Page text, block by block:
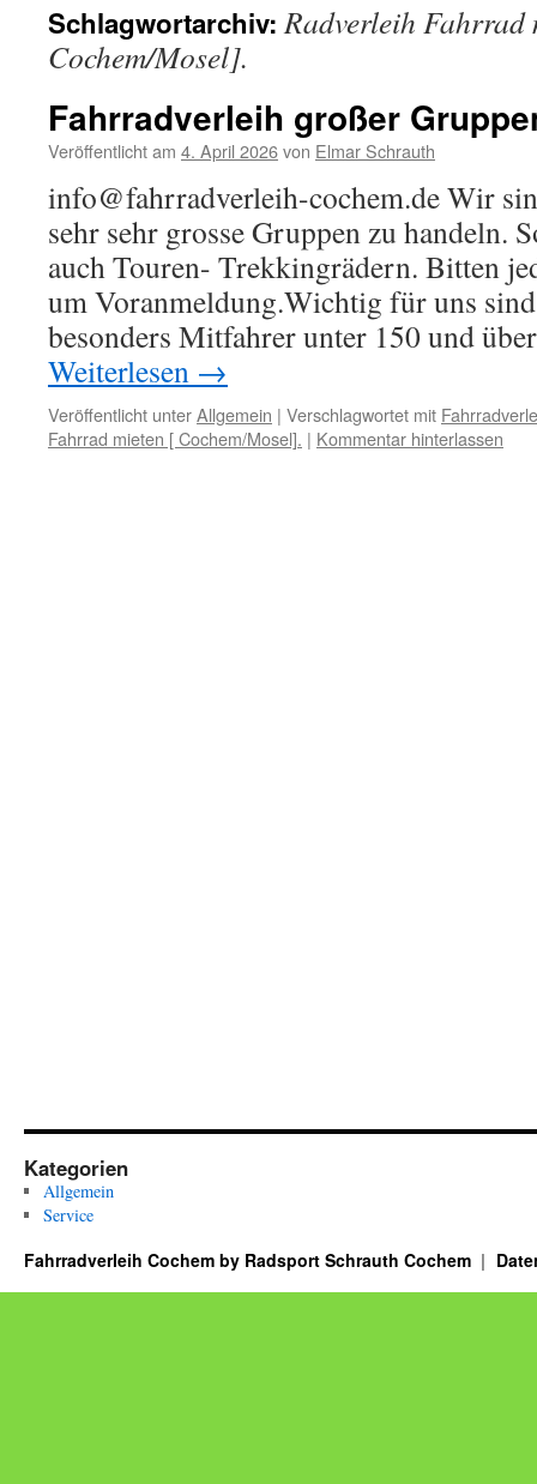
Schlagwortarchiv:Radverleih Fahrrad
Cochem/Mosel].
Fahrradverleih großer
Veröffentlicht am 4. April 2026von Elmar Schrauth
info@fahrradverleih-cochem.de Wir
sehr sehr grosse Gruppen zu handeln.
auch Touren- Trekkingrädern. Bitten
um Voranmeldung.Wichtig für uns
besonders Mitfahrer unter 150 und
Weiterlesen →
Veröffentlicht unterAllgemein | Verschlagwortet mit
Fahrrad mieten [ Cochem/Mosel]. | Kommentar hinterlassen
Kategorien
Allgemein
Service
Fahrradverleih Cochem by Radsport Schrauth Cochem